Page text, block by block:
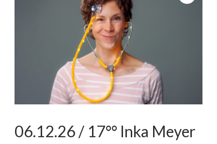
06.12.26 / 17°° Inka Meyer